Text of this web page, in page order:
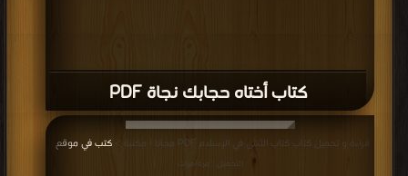
كتاب أختاه حجابك نجاة PDF
قراءة و تحميل كتاب كتاب الأنثى في الإسلام PDF مجانا | مكتبة > كتب في موقع
التحميل : مرة/مرات